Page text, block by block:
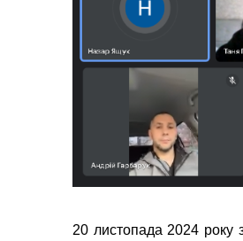
20 листопада 2024 року